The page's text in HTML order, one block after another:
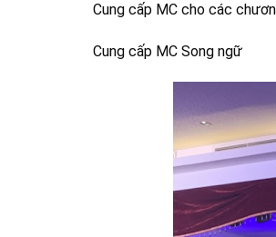
Cung cấp MC cho các
Cung cấp MC Song ngữ